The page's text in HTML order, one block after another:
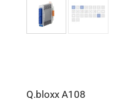
Q.bloxx A108